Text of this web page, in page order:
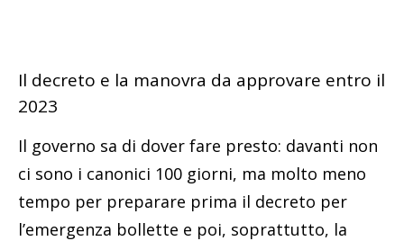
Il decreto e la manovra da approvare entro il
2023
Il governo sa di dover fare presto: davanti non
ci sono i canonici 100 giorni, ma molto meno
tempo per preparare prima il decreto per
l’emergenza bollette e poi, soprattutto, la